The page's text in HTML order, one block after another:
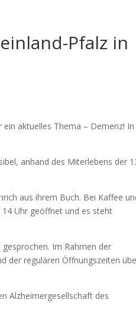
Pfalz in
aktuelles Thema – Demenz! In
anhand des Miterlebens der
aus ihrem Buch. Bei Kaffee
14 Uhr geöffnet und es steht
Im Rahmen der
der regulären Öffnungszeiten
Alzheimergesellschaft des